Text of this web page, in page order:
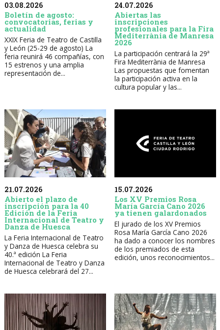
03.08.2026
Boletín de agosto:
convocatorias, ferias y
actualidad
XXIX Feria de Teatro de Castilla
y León (25-29 de agosto) La
feria reunirá 46 compañías, con
15 estrenos y una amplia
representación de...
24.07.2026
Abiertas las
inscripciones
profesionales para la Fira
Mediterrània de Manresa
2026
La participación centrará la 29ª
Fira Mediterrània de Manresa
Las propuestas que fomentan
la participación activa en la
cultura popular y las...
21.07.2026
Abierto el plazo de
inscripción para la 40
Edición de la Feria
Internacional de Teatro y
Danza de Huesca
La Feria Internacional de Teatro
y Danza de Huesca celebra su
40.ª edición La Feria
Internacional de Teatro y Danza
de Huesca celebrará del 27...
15.07.2026
Los XV Premios Rosa
María García Cano 2026
ya tienen galardonados
El jurado de los XV Premios
Rosa María García Cano 2026
ha dado a conocer los nombres
de los premiados de esta
edición, unos reconocimientos...